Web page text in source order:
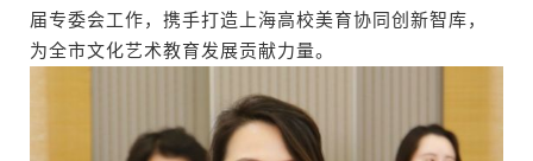
届专委会工作，携手打造上海高校美育协同创新智库，
为全市文化艺术教育发展贡献力量。